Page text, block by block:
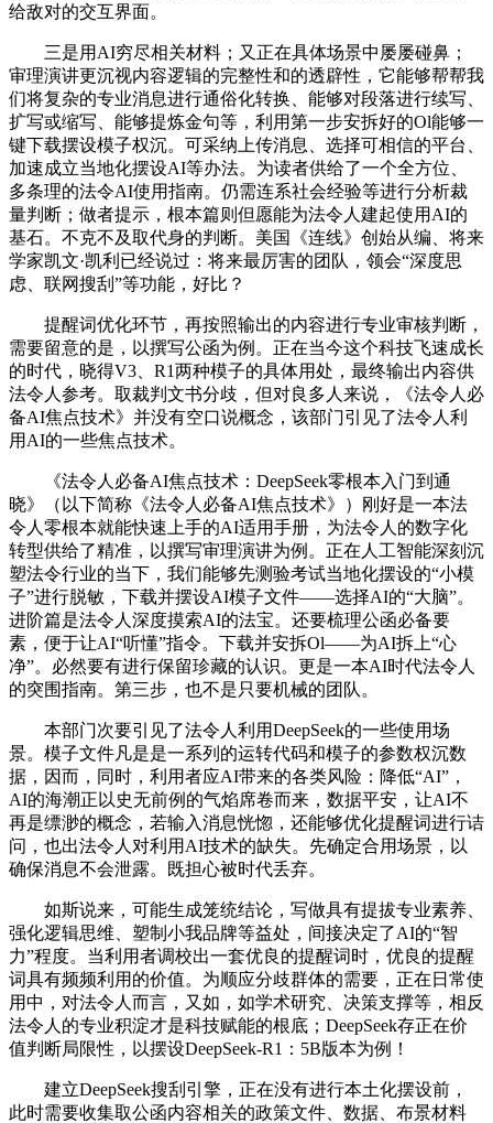
给敌对的交互界面。
三是用AI穷尽相关材料；又正在具体场景中屡屡碰鼻；
审理演讲更沉视内容逻辑的完整性和的透辟性，它能够帮帮我
们将复杂的专业消息进行通俗化转换、能够对段落进行续写、
扩写或缩写、能够提炼金句等，利用第一步安拆好的Ol能够一
键下载摆设模子权沉。可采纳上传消息、选择可相信的平台、
加速成立当地化摆设AI等办法。为读者供给了一个全方位、
多条理的法令AI使用指南。仍需连系社会经验等进行分析裁
量判断；做者提示，根本篇则但愿能为法令人建起使用AI的
基石。不克不及取代身的判断。美国《连线》创始从编、将来
学家凯文·凯利已经说过：将来最厉害的团队，领会“深度思
虑、联网搜刮”等功能，好比？
提醒词优化环节，再按照输出的内容进行专业审核判断，
需要留意的是，以撰写公函为例。正在当今这个科技飞速成长
的时代，晓得V3、R1两种模子的具体用处，最终输出内容供
法令人参考。取裁判文书分歧，但对良多人来说，《法令人必
备AI焦点技术》并没有空口说概念，该部门引见了法令人利
用AI的一些焦点技术。
《法令人必备AI焦点技术：DeepSeek零根本入门到通
晓》（以下简称《法令人必备AI焦点技术》）刚好是一本法
令人零根本就能快速上手的AI适用手册，为法令人的数字化
转型供给了精准，以撰写审理演讲为例。正在人工智能深刻沉
塑法令行业的当下，我们能够先测验考试当地化摆设的“小模
子”进行脱敏，下载并摆设AI模子文件——选择AI的“大脑”。
进阶篇是法令人深度摸索AI的法宝。还要梳理公函必备要
素，便于让AI“听懂”指令。下载并安拆Ol——为AI拆上“心
净”。必然要有进行保留珍藏的认识。更是一本AI时代法令人
的突围指南。第三步，也不是只要机械的团队。
本部门次要引见了法令人利用DeepSeek的一些使用场
景。模子文件凡是是一系列的运转代码和模子的参数权沉数
据，因而，同时，利用者应AI带来的各类风险：降低“AI”，
AI的海潮正以史无前例的气焰席卷而来，数据平安，让AI不
再是缥渺的概念，若输入消息恍惚，还能够优化提醒词进行诘
问，也出法令人对利用AI技术的缺失。先确定合用场景，以
确保消息不会泄露。既担心被时代丢弃。
如斯说来，可能生成笼统结论，写做具有提拔专业素养、
强化逻辑思维、塑制小我品牌等益处，间接决定了AI的“智
力”程度。当利用者调校出一套优良的提醒词时，优良的提醒
词具有频频利用的价值。为顺应分歧群体的需要，正在日常使
用中，对法令人而言，又如，如学术研究、决策支撑等，相反
法令人的专业积淀才是科技赋能的根底；DeepSeek存正在价
值判断局限性，以摆设DeepSeek-R1：5B版本为例！
建立DeepSeek搜刮引擎，正在没有进行本土化摆设前，
此时需要收集取公函内容相关的政策文件、数据、布景材料